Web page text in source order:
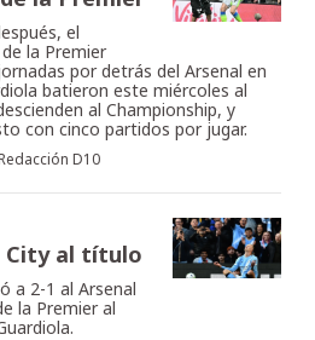
el
la Premier
por detrás del Arsenal en
batieron este miércoles al
al Championship, y
con cinco partidos por jugar.
D10
City al título
a 2-1 al Arsenal
la Premier al